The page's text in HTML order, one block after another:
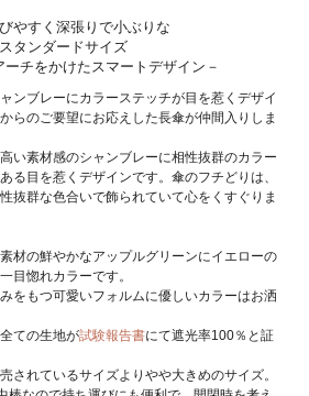
やすく深張りで小ぶりな
スタンダードサイズ
ーチをかけたスマートデザイン－
ンブレーにカラーステッチが目を惹くデザイ
らのご要望にお応えした長傘が仲間入りしま
い素材感のシャンブレーに相性抜群のカラー
る目を惹くデザインです。傘のフチどりは、
抜群な色合いで飾られていて心をくすぐりま
材の鮮やかなアップルグリーンにイエローの
目惚れカラーです。
をもつ可愛いフォルムに優しいカラーはお洒
ての生地が試験報告書にて遮光率100％と証
されているサイズよりやや大きめのサイズ。